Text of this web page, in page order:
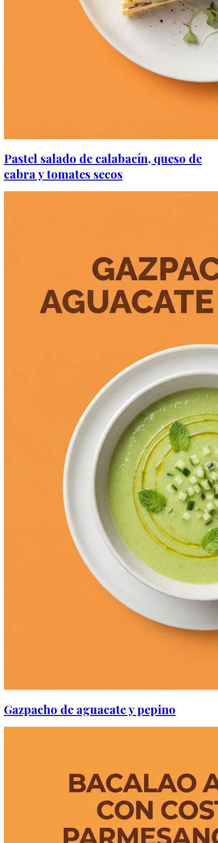
Pastel salado de calabacín, queso de
cabra y tomates secos
Gazpacho de aguacate y pepino